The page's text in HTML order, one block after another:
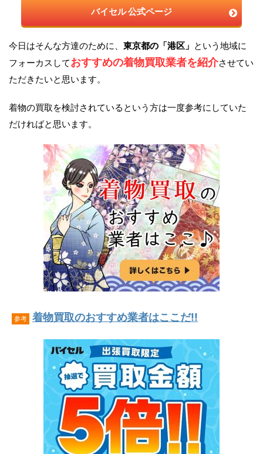
バイセル 公式ページ
今日はそんな方達のために、 東京都の「港区」 という地域に
フォーカスしておすすめの着物買取業者を紹介させてい
ただきたいと思います。
着物の買取を検討されているという方は一度参考にしていた
だければと思います。
参考 着物買取のおすすめ業者はここだ!!